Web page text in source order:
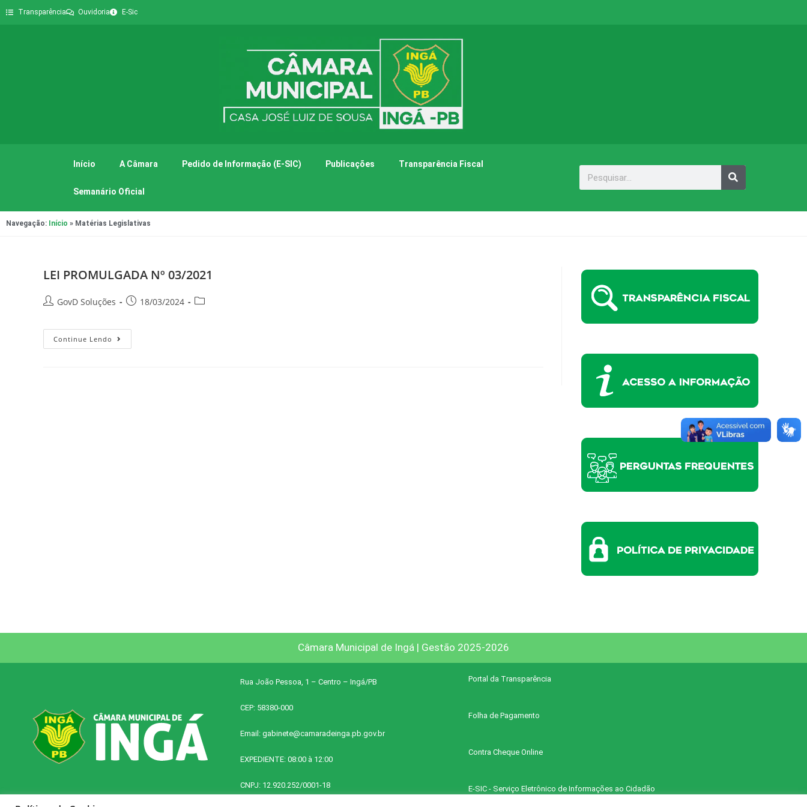
Transparência Ouvidoria E-Sic
Início A Câmara Pedido de Informação (E-SIC) Publicações Transparência Fiscal
Semanário Oficial
Navegação: Início » Matérias Legislativas
LEI PROMULGADA Nº 03/2021
GovD Soluções 18/03/2024
Continue Lendo
Câmara Municipal de Ingá | Gestão 2025-2026
Rua João Pessoa, 1 – Centro – Ingá/PB
CEP: 58380-000
Email: gabinete@camaradeinga.pb.gov.br
EXPEDIENTE: 08:00 à 12:00
CNPJ: 12.920.252/0001-18
Portal da Transparência
Folha de Pagamento
Contra Cheque Online
E-SIC - Serviço Eletrônico de Informações ao Cidadão